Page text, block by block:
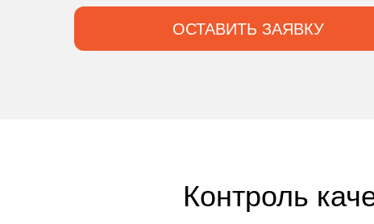
ОСТАВИТЬ ЗАЯВКУ
Контроль